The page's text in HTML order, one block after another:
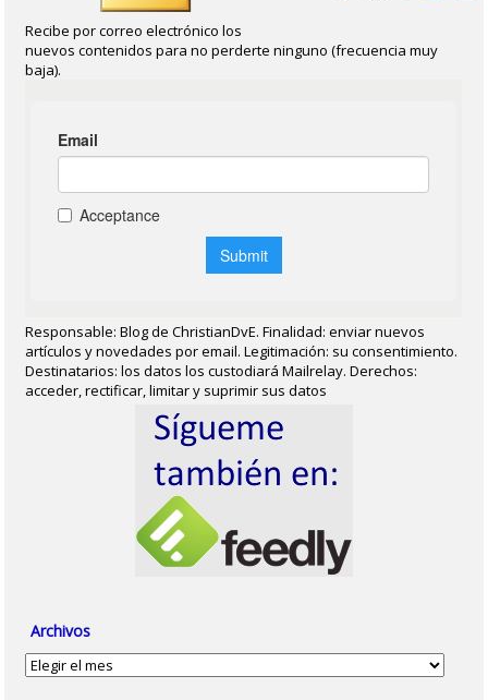
Recibe por correo electrónico los
nuevos contenidos para no perderte ninguno (frecuencia muy
baja).
Responsable: Blog de ChristianDvE. Finalidad: enviar nuevos
artículos y novedades por email. Legitimación: su consentimiento.
Destinatarios: los datos los custodiará Mailrelay. Derechos:
acceder, rectificar, limitar y suprimir sus datos
Archivos
Archivos